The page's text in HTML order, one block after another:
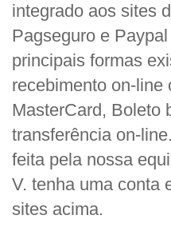
integrado aos sites
Pagseguro e
principais formas
recebimento on-line
MasterCard, Boleto
transferência on-
feita pela nossa
V. tenha uma conta
sites acima.